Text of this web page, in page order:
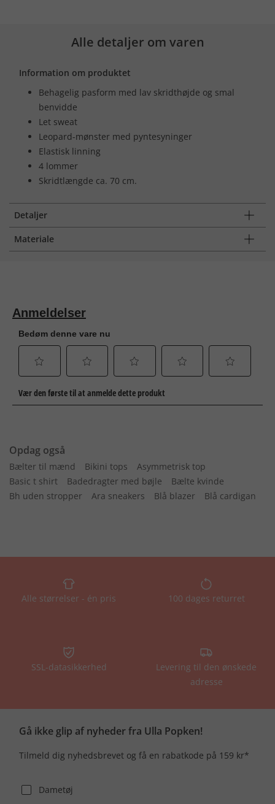
Alle detaljer om varen
Information om produktet
Behagelig pasform med lav skridthøjde og smal
benvidde
Let sweat
Leopard-mønster med pyntesyninger
Elastisk linning
4 lommer
Skridtlængde ca. 70 cm.
Detaljer
Materiale
Opdag også
Bælter til mænd Bikini tops
Asymmetrisk top
Basic t shirt
Badedragter med bøjle
Bælte kvinde
Bh uden stropper
Ara sneakers Blå blazer Blå cardigan
Alle størrelser - én pris 100 dages returret
SSL-datasikkerhed
Levering til den ønskede
adresse
Gå ikke glip af nyheder fra Ulla Popken!
Tilmeld dig nyhedsbrevet og få en rabatkode på 159 kr*
Dametøj